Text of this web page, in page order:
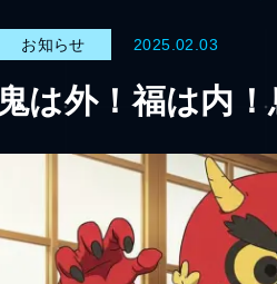
お知らせ 2025.02.03
鬼は外！福は内